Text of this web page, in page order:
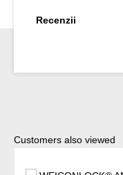
Recenzii
Sari peste galeria de
Customers also viewed